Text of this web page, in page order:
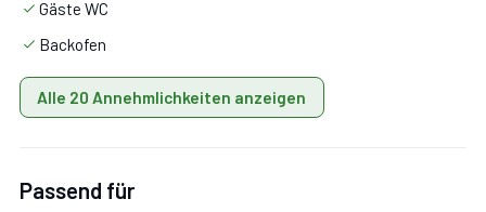
2 Schlafzimmer mit Doppelbett
Gäste WC
Backofen
Alle 20 Annehmlichkeiten anzeigen
Passend für